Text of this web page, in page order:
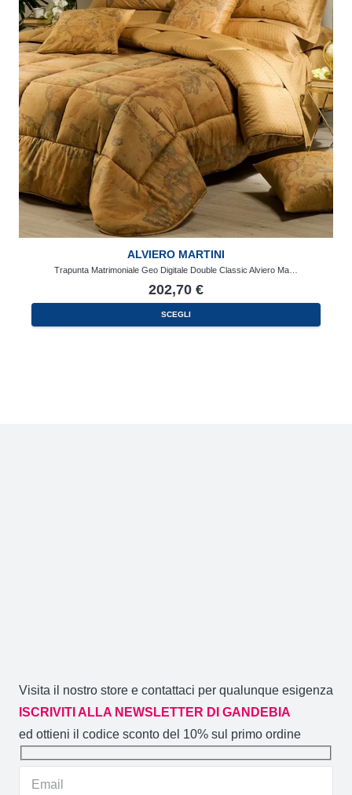
ALVIERO MARTINI
Trapunta Matrimoniale Geo Digitale Double Classic Alviero Ma…
202,70 €
SCEGLI
Visita il nostro store e contattaci per qualunque esigenza
ISCRIVITI ALLA NEWSLETTER DI GANDEBIA
ed ottieni il codice sconto del 10% sul primo ordine